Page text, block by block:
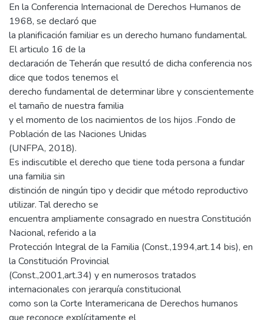
En la Conferencia Internacional de Derechos Humanos de
1968, se declaró que
la planificación familiar es un derecho humano fundamental.
El articulo 16 de la
declaración de Teherán que resultó de dicha conferencia nos
dice que todos tenemos el
derecho fundamental de determinar libre y conscientemente
el tamaño de nuestra familia
y el momento de los nacimientos de los hijos .Fondo de
Población de las Naciones Unidas
(UNFPA, 2018).
Es indiscutible el derecho que tiene toda persona a fundar
una familia sin
distinción de ningún tipo y decidir que método reproductivo
utilizar. Tal derecho se
encuentra ampliamente consagrado en nuestra Constitución
Nacional, referido a la
Protección Integral de la Familia (Const.,1994,art.14 bis), en
la Constitución Provincial
(Const.,2001,art.34) y en numerosos tratados
internacionales con jerarquía constitucional
como son la Corte Interamericana de Derechos humanos